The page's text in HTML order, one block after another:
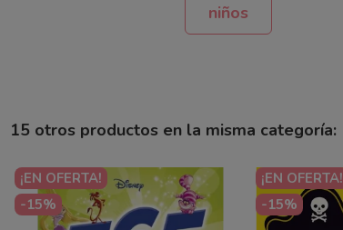
niños
15 otros productos en la misma categoría:
¡EN OFERTA!
-15%
¡EN OFERTA!
-15%